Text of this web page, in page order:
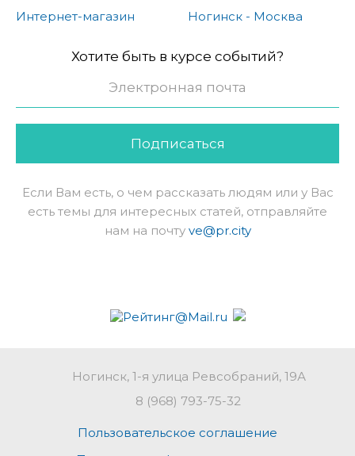
Интернет-магазин
Ногинск - Москва
Хотите быть в курсе событий?
Подписаться
Если Вам есть, о чем рассказать людям или у Вас
есть темы для интересных статей, отправляйте
нам на почту ve@pr.city
Ногинск, 1-я улица Ревсобраний, 19А
8 (968) 793-75-32
Пользовательское соглашение